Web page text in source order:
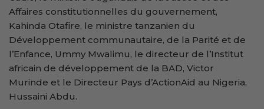
Affaires constitutionnelles du gouvernement,
Kahinda Otafire, le ministre tanzanien du
Développement communautaire, de la Parité et de
l’Enfance, Ummy Mwalimu, le directeur de l’Institut
africain de développement de la BAD, Victor
Murinde et le Directeur Pays d’ActionAid au Nigeria,
Hussaini Abdu.